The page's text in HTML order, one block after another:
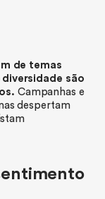
de temas
são
Campanhas e
despertam